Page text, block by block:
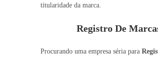
titularidade da marca.
Registro De
Procurando uma empresa séria para